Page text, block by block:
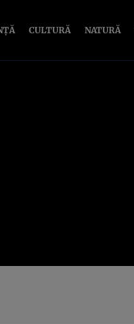
CULTURĂ NATURĂ